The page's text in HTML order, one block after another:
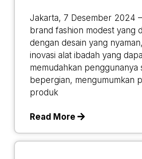
Jakarta, 7 Desember 2024
brand fashion modest yang
dengan desain yang
inovasi alat ibadah yang
memudahkan penggunanya
bepergian, mengumumkan
produk
Read More